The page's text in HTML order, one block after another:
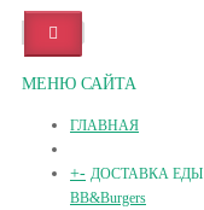
МЕНЮ САЙТА
ГЛАВНАЯ
+- ДОСТАВКА ЕДЫ
BB&Burgers